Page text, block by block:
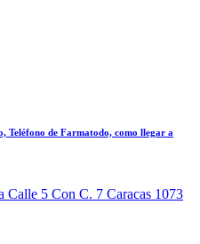
Teléfono de Farmatodo, como llegar a
5 Con C. 7 Caracas 1073